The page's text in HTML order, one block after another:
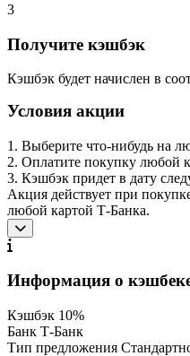
3
Получите кэшбэк
Кэшбэк будет начислен в
Условия акции
1. Выберите что-нибудь на
2. Оплатите покупку любой
3. Кэшбэк придет в дату
Акция действует при
любой картой Т-Банка.
Информация о
Кэшбэк 10%
Банк Т-Банк
Тип предложения